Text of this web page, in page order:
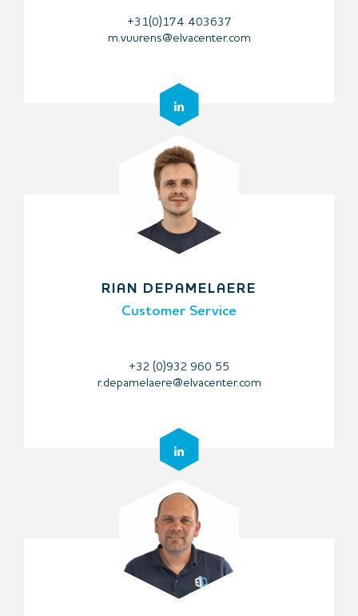
+31(0)174 403637
m.vuurens@elvacenter.com
RIAN DEPAMELAERE
Customer Service
+32 (0)932 960 55
r.depamelaere@elvacenter.com